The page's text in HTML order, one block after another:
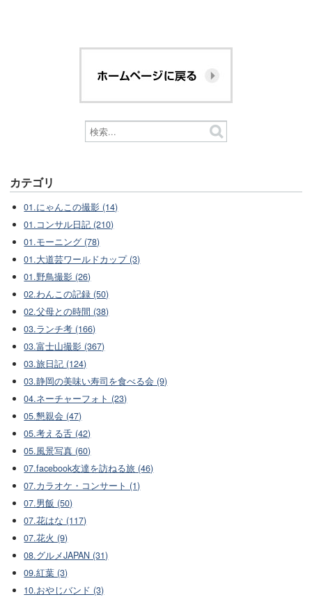
カテゴリ
01.にゃんこの撮影 (14)
01.コンサル日記 (210)
01.モーニング (78)
01.大道芸ワールドカップ (3)
01.野鳥撮影 (26)
02.わんこの記録 (50)
02.父母との時間 (38)
03.ランチ考 (166)
03.富士山撮影 (367)
03.旅日記 (124)
03.静岡の美味い寿司を食べる会 (9)
04.ネーチャーフォト (23)
05.懇親会 (47)
05.考える舌 (42)
05.風景写真 (60)
07.facebook友達を訪ねる旅 (46)
07.カラオケ・コンサート (1)
07.男飯 (50)
07.花はな (117)
07.花火 (9)
08.グルメJAPAN (31)
09.紅葉 (3)
10.おやじバンド (3)